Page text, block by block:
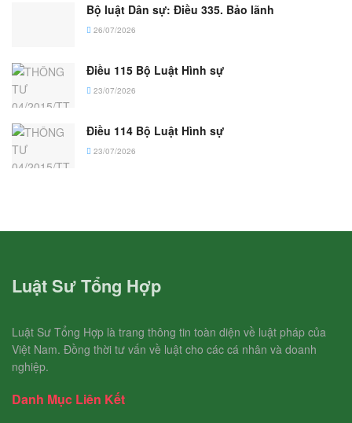
Bộ luật Dân sự: Điều 335. Bảo lãnh
26/07/2026
Điều 115 Bộ Luật Hình sự
23/07/2026
Điều 114 Bộ Luật Hình sự
23/07/2026
Luật Sư Tổng Hợp
Luật Sư Tổng Hợp là trang thông tin toàn diện về luật pháp của
Việt Nam. Đồng thời tư vấn về luật cho các cá nhân và doanh
nghiệp.
Danh Mục Liên Kết